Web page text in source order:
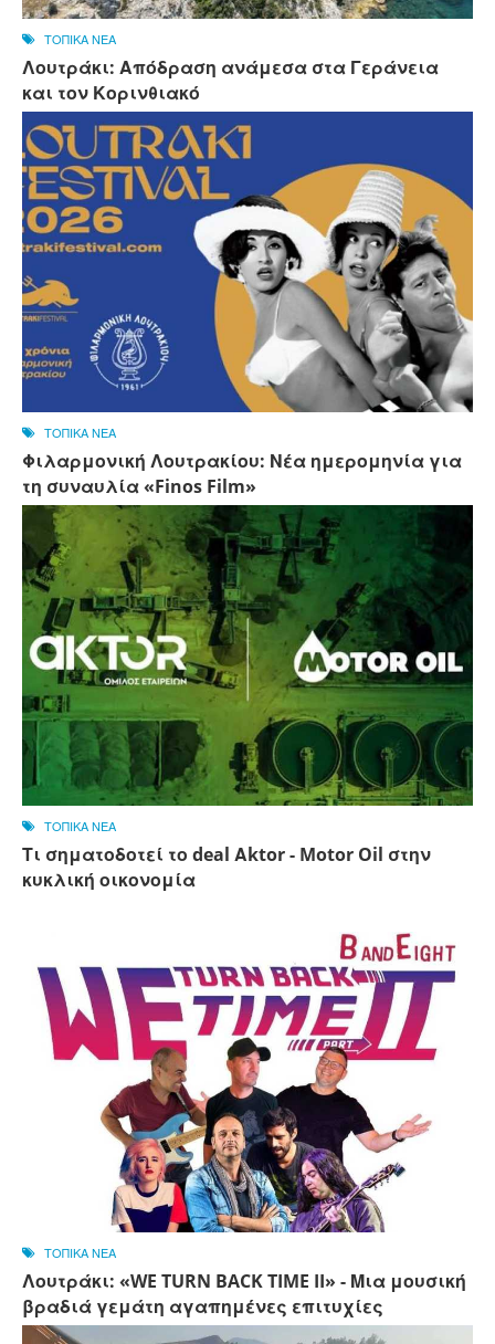
ΤΟΠΙΚΑ ΝΕΑ
Λουτράκι: Απόδραση ανάμεσα στα Γεράνεια
και τον Κορινθιακό
ΤΟΠΙΚΑ ΝΕΑ
Φιλαρμονική Λουτρακίου: Νέα ημερομηνία για
τη συναυλία «Finos Film»
ΤΟΠΙΚΑ ΝΕΑ
Τι σηματοδοτεί το deal Αktor - Motor Oil στην
κυκλική οικονομία
ΤΟΠΙΚΑ ΝΕΑ
Λουτράκι: «WE TURN BACK TIME II» - Μια μουσική
βραδιά γεμάτη αγαπημένες επιτυχίες